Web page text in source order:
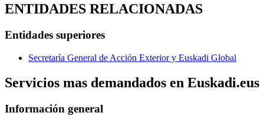
ENTIDADES RELACIONADAS
Entidades superiores
Secretaría General de Acción Exterior y Euskadi Global
Servicios mas demandados en Euskadi.eus
Información general